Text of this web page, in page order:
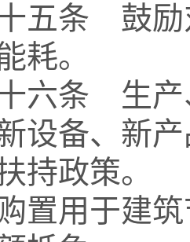
条 鼓励对
耗。
条 生产、
设备、新
持政策。
用于建筑